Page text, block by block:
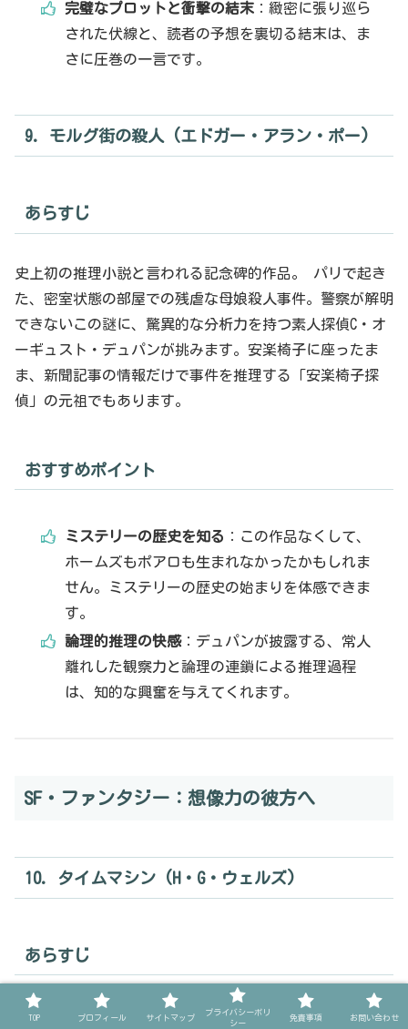
完璧なプロットと衝撃の結末：緻密に張り巡ら
された伏線と、読者の予想を裏切る結末は、ま
さに圧巻の一言です。
9. モルグ街の殺人 (エドガー・アラン・ポー)
あらすじ
史上初の推理小説と言われる記念碑的作品。 パリで起き
た、密室状態の部屋での残虐な母娘殺人事件。警察が解明
できないこの謎に、驚異的な分析力を持つ素人探偵C・オ
ーギュスト・デュパンが挑みます。安楽椅子に座ったま
ま、新聞記事の情報だけで事件を推理する「安楽椅子探
偵」の元祖でもあります。
おすすめポイント
ミステリーの歴史を知る ：この作品なくして、
ホームズもポアロも生まれなかったかもしれま
せん。ミステリーの歴史の始まりを体感できま
す。
論理的推理の快感：デュパンが披露する、常人
離れした観察力と論理の連鎖による推理過程
は、知的な興奮を与えてくれます。
SF・ファンタジー：想像力の彼方へ
10. タイムマシン (H・G・ウェルズ)
あらすじ
時間旅行を可能にした発明家が、西暦802,701年の未来世
TOP プロフィール サイトマップ
プライバシーポリ
シー
免責事項 お問い合わせ